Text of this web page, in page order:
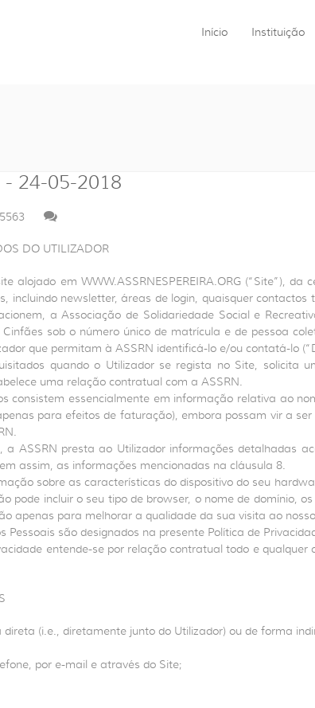
Início Instituição
24-05-2018
DO UTILIZADOR
alojado em WWW.ASSRNESPEREIRA.ORG (“Site”),
incluindo newsletter, áreas de login, quaisquer
a Associação de Solidariedade Social e
sob o número único de matrícula e de pessoa
que permitam à ASSRN identificá-lo e/ou contatá-lo
quando o Utilizador se regista no Site,
uma relação contratual com a ASSRN.
consistem essencialmente em informação relativa ao
para efeitos de faturação), embora possam vir a
a ASSRN presta ao Utilizador informações
assim, as informações mencionadas na cláusula 8.
sobre as características do dispositivo do seu
pode incluir o seu tipo de browser, o nome de domínio,
apenas para melhorar a qualidade da sua visita ao
são designados na presente Política de
entende-se por relação contratual todo e
(i.e., diretamente junto do Utilizador) ou de forma
por e-mail e através do Site;